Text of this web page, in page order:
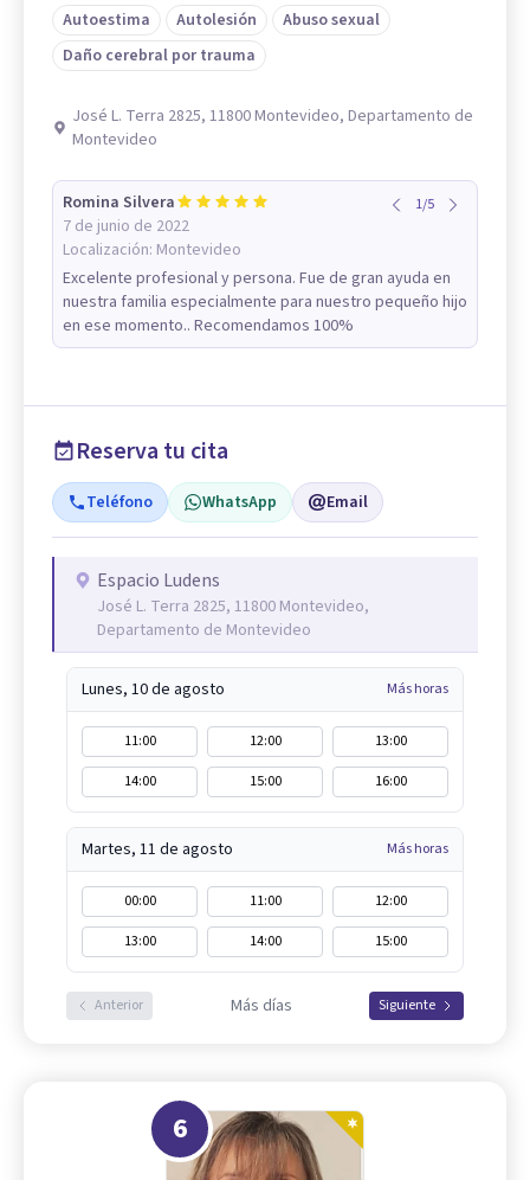
Autoestima
Autolesión
Abuso sexual
Daño cerebral por trauma
José L. Terra 2825, 11800 Montevideo, Departamento de
Montevideo
Romina Silvera
7 de junio de 2022
Localización: Montevideo
1/5
Excelente profesional y persona. Fue de gran ayuda en
nuestra familia especialmente para nuestro pequeño hijo
en ese momento.. Recomendamos 100%
Reserva tu cita
Teléfono WhatsApp Email
Espacio Ludens
José L. Terra 2825, 11800 Montevideo,
Departamento de Montevideo
Lunes, 10 de agosto Más horas
11:00 12:00
13:00
14:00
15:00 16:00
Martes, 11 de agosto Más horas
00:00 11:00
12:00
13:00
14:00 15:00
Anterior Más días Siguiente
6